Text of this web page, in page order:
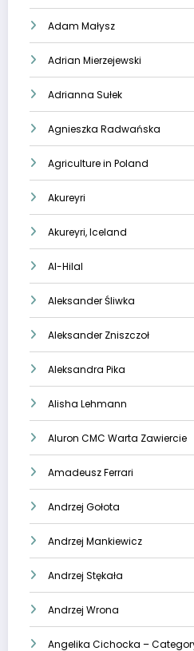
Adam Małysz
Adrian Mierzejewski
Adrianna Sułek
Agnieszka Radwańska
Agriculture in Poland
Akureyri
Akureyri, Iceland
Al-Hilal
Aleksander Śliwka
Aleksander Zniszczoł
Aleksandra Pika
Alisha Lehmann
Aluron CMC Warta Zawiercie
Amadeusz Ferrari
Andrzej Gołota
Andrzej Mankiewicz
Andrzej Stękała
Andrzej Wrona
Angelika Cichocka –